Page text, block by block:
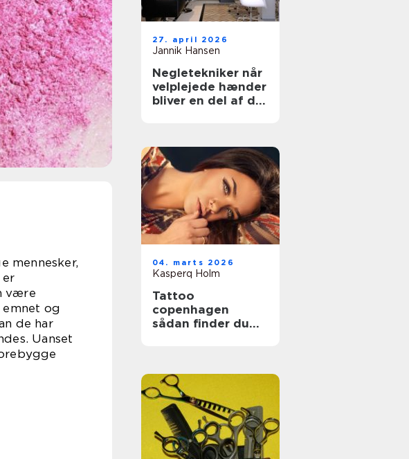
mennesker,
være
og
de har
Uanset
27. april 2026
Jannik Hansen
Negletekniker når
velplejede hænder
bliver en del af dit
04. marts 2026
Kasperq Holm
Tattoo
copenhagen
sådan finder du